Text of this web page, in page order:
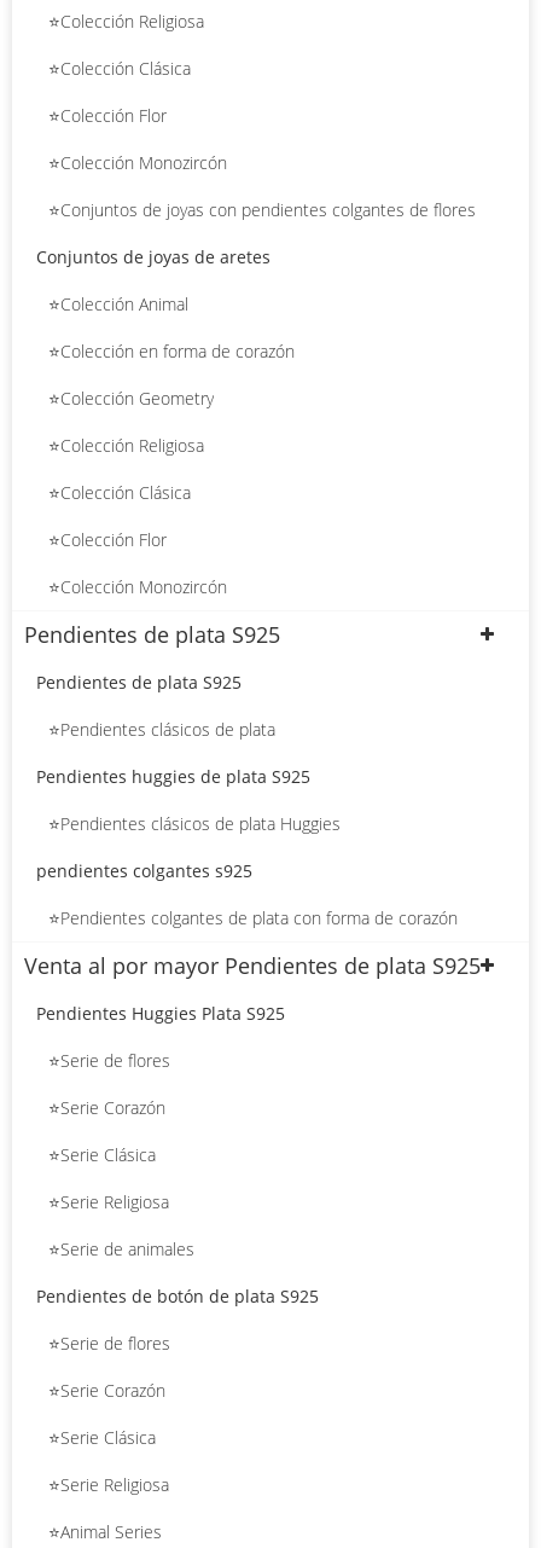
⭐Colección Religiosa
⭐Colección Clásica
⭐Colección Flor
⭐Colección Monozircón
⭐Conjuntos de joyas con pendientes colgantes de flores
Conjuntos de joyas de aretes
⭐Colección Animal
⭐Colección en forma de corazón
⭐Colección Geometry
⭐Colección Religiosa
⭐Colección Clásica
⭐Colección Flor
⭐Colección Monozircón
Pendientes de plata S925
Pendientes de plata S925
⭐Pendientes clásicos de plata
Pendientes huggies de plata S925
⭐Pendientes clásicos de plata Huggies
pendientes colgantes s925
⭐Pendientes colgantes de plata con forma de corazón
Venta al por mayor Pendientes de plata S925
Pendientes Huggies Plata S925
⭐Serie de flores
⭐Serie Corazón
⭐Serie Clásica
⭐Serie Religiosa
⭐Serie de animales
Pendientes de botón de plata S925
⭐Serie de flores
⭐Serie Corazón
⭐Serie Clásica
⭐Serie Religiosa
⭐Animal Series